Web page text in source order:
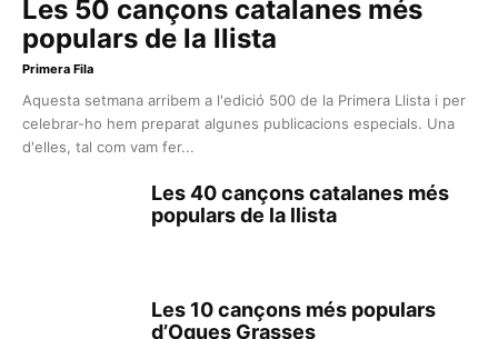
Les 50 cançons catalanes més
populars de la llista
Primera Fila
Aquesta setmana arribem a l'edició 500 de la Primera Llista i per
celebrar-ho hem preparat algunes publicacions especials. Una
d'elles, tal com vam fer...
Les 40 cançons catalanes més
populars de la llista
Les 10 cançons més populars
d’Oques Grasses